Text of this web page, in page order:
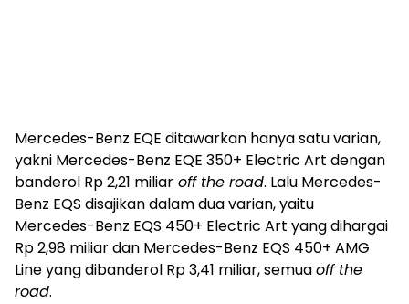
Mercedes-Benz EQE ditawarkan hanya satu varian,
yakni Mercedes-Benz EQE 350+ Electric Art dengan
banderol Rp 2,21 miliar off the road. Lalu Mercedes-
Benz EQS disajikan dalam dua varian, yaitu
Mercedes-Benz EQS 450+ Electric Art yang dihargai
Rp 2,98 miliar dan Mercedes-Benz EQS 450+ AMG
Line yang dibanderol Rp 3,41 miliar, semuaoff the
road.